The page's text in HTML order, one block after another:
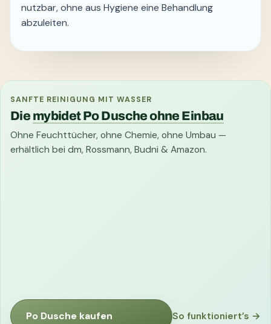
nutzbar, ohne aus Hygiene eine Behandlung
abzuleiten.
SANFTE REINIGUNG MIT WASSER
Die mybidet Po Dusche ohne Einbau
Ohne Feuchttücher, ohne Chemie, ohne Umbau —
erhältlich bei dm, Rossmann, Budni & Amazon.
Po Dusche kaufen So funktioniert’s →